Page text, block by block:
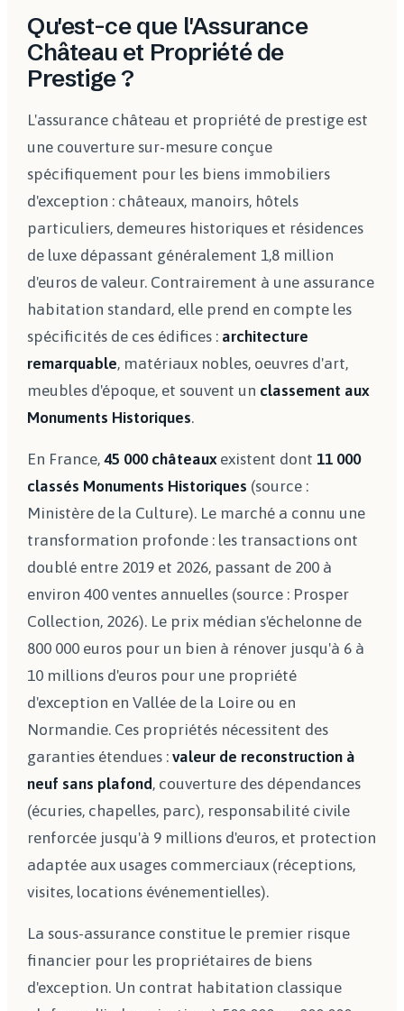
Qu'est-ce que l'Assurance
Château et Propriété de
Prestige ?
L'assurance château et propriété de prestige est
une couverture sur-mesure conçue
spécifiquement pour les biens immobiliers
d'exception : châteaux, manoirs, hôtels
particuliers, demeures historiques et résidences
de luxe dépassant généralement 1,8 million
d'euros de valeur. Contrairement à une assurance
habitation standard, elle prend en compte les
spécificités de ces édifices : architecture
remarquable, matériaux nobles, oeuvres d'art,
meubles d'époque, et souvent un classement aux
Monuments Historiques.
En France, 45 000 châteauxexistent dont 11 000
classés Monuments Historiques (source :
Ministère de la Culture). Le marché a connu une
transformation profonde : les transactions ont
doublé entre 2019 et 2026, passant de 200 à
environ 400 ventes annuelles (source : Prosper
Collection, 2026). Le prix médian s'échelonne de
800 000 euros pour un bien à rénover jusqu'à 6 à
10 millions d'euros pour une propriété
d'exception en Vallée de la Loire ou en
Normandie. Ces propriétés nécessitent des
garanties étendues : valeur de reconstruction à
neuf sans plafond, couverture des dépendances
(écuries, chapelles, parc), responsabilité civile
renforcée jusqu'à 9 millions d'euros, et protection
adaptée aux usages commerciaux (réceptions,
visites, locations événementielles).
La sous-assurance constitue le premier risque
financier pour les propriétaires de biens
d'exception. Un contrat habitation classique